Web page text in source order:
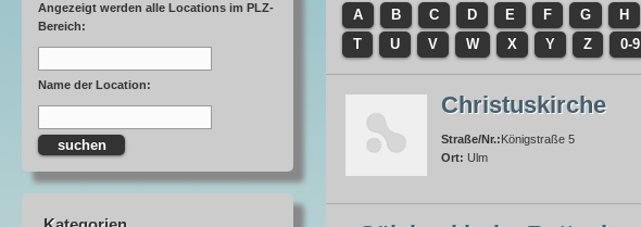
Angezeigt werden alle Locations im PLZ-
Bereich:
Name der Location:
A B C D E F G H
T
U V W X Y Z 0-9
Christuskirche
Straße/Nr.:Königstraße 5
Ort: Ulm